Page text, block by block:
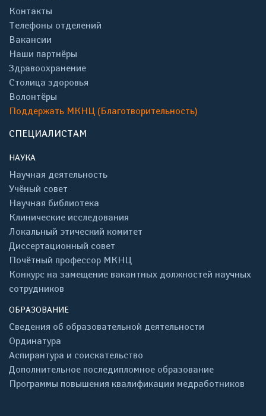
Контакты
Телефоны отделений
Вакансии
Наши партнёры
Здравоохранение
Столица здоровья
Волонтёры
Поддержать МКНЦ (Благотворительность)
СПЕЦИАЛИСТАМ
НАУКА
Научная деятельность
Учёный совет
Научная библиотека
Клинические исследования
Локальный этический комитет
Диссертационный совет
Почётный профессор МКНЦ
Конкурс на замещение вакантных должностей научных
сотрудников
ОБРАЗОВАНИЕ
Сведения об образовательной деятельности
Ординатура
Аспирантура и соискательство
Дополнительное последипломное образование
Программы повышения квалификации медработников